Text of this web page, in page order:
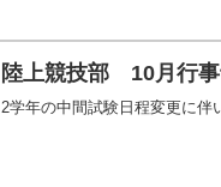
陸上競技部 10月行事
2学年の中間試験日程変更に伴